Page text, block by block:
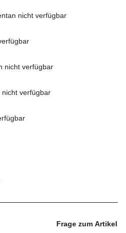
nicht verfügbar
nicht verfügbar
nicht verfügbar
Frage zum Artikel